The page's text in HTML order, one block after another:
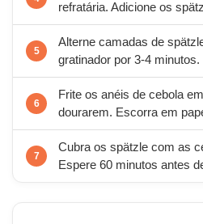
refratária. Adicione os
Alterne camadas de
gratinador por 3-4 minutos.
Frite os anéis de cebola
dourarem. Escorra em
Cubra os spätzle com as
Espere 60 minutos antes